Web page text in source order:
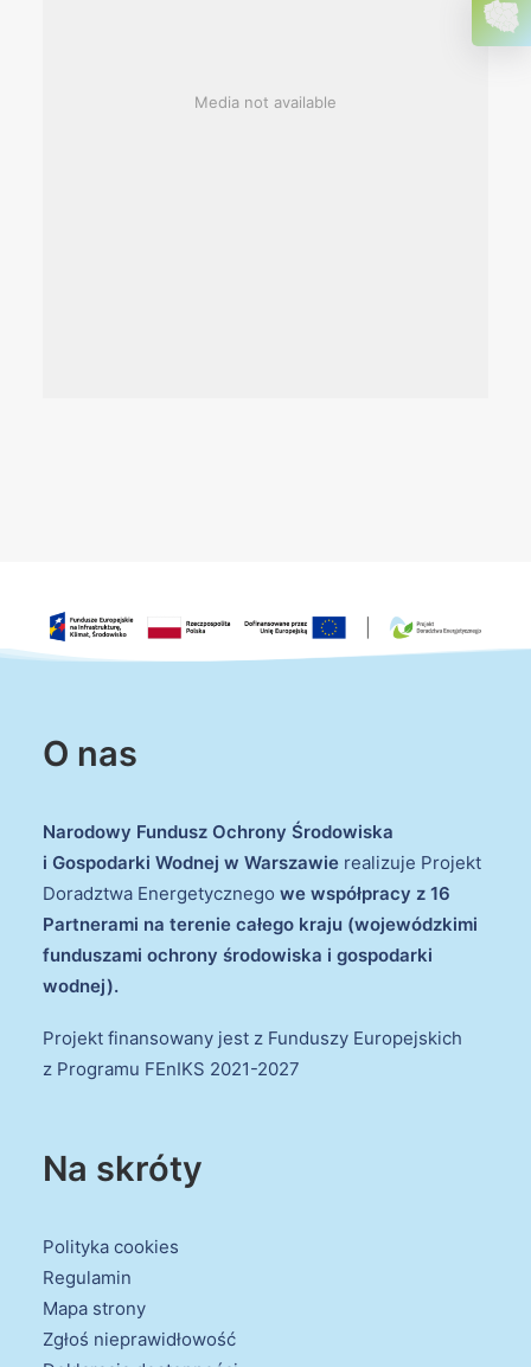
Media not available
O nas
Narodowy Fundusz Ochrony Środowiska
i Gospodarki Wodnej w Warszawie realizuje Projekt
Doradztwa Energetycznego we współpracy z 16
Partnerami na terenie całego kraju (wojewódzkimi
funduszami ochrony środowiska i gospodarki
wodnej).
Projekt finansowany jest z Funduszy Europejskich
z Programu FEnIKS 2021-2027
Na skróty
Polityka cookies
Regulamin
Mapa strony
Zgłoś nieprawidłowość